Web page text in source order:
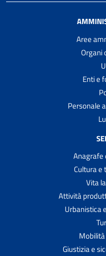
Aree
Organi
Enti e
Personale
Anagrafe
Cultura e
Vita
Attività
Urbanistica
Giustizia e